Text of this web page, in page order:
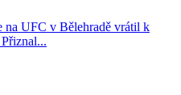
na UFC v Bělehradě vrátil k